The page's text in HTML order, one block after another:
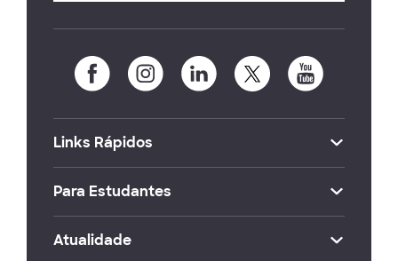
Links Rápidos
Para Estudantes
Atualidade